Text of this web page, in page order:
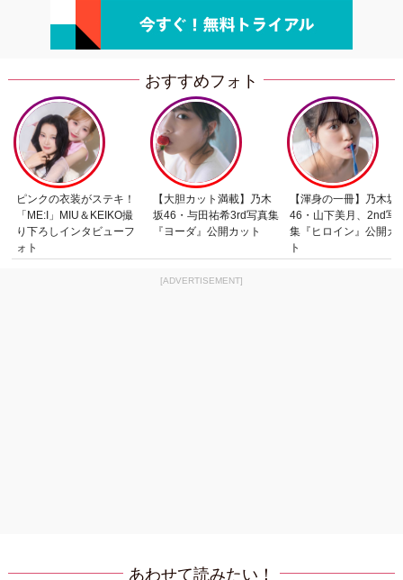
おすすめフォト
ピンクの衣装がステキ！
「ME:I」MIU＆KEIKO撮
り下ろしインタビューフ
ォト
【大胆カット満載】乃木
坂46・与田祐希3rd写真集
『ヨーダ』公開カット
【渾身の一冊】乃木坂
46・山下美月、2nd写
集『ヒロイン』公開カ
ト
[ADVERTISEMENT]
あわせて読みたい！